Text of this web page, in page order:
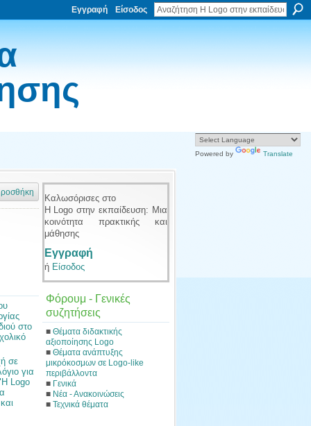
Εγγραφή Είσοδος
στο
σε
για
Logo
Καλωσόρισες στο
Η Logo στην εκπαίδευση: Μια
κοινότητα πρακτικής και
μάθησης
Εγγραφή
ή Είσοδος
Φόρουμ - Γενικές
συζητήσεις
■ Θέματα διδακτικής
αξιοποίησης Logo
■ Θέματα ανάπτυξης
μικρόκοσμων σε Logo-like
περιβάλλοντα
■ Γενικά
■ Νέα - Ανακοινώσεις
■ Τεχνικά θέματα
Powered by Translate